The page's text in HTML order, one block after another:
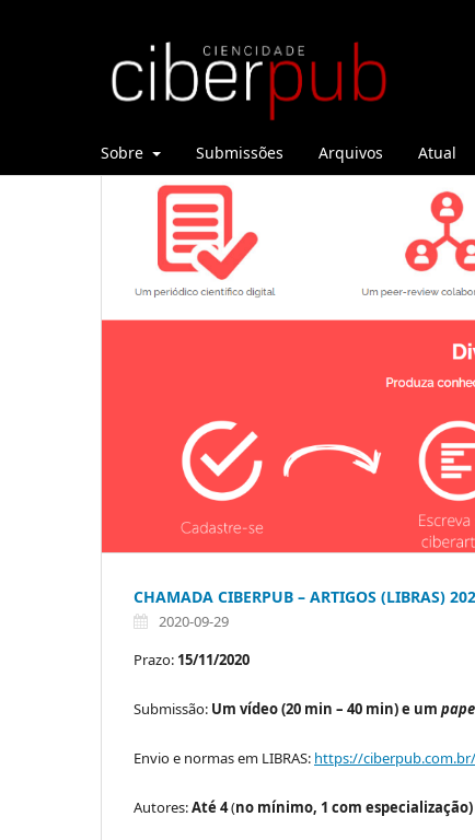
Sobre Submissões Arquivos Atual
CHAMADA CIBERPUB – ARTIGOS (LIBRAS)
2020-09-29
Prazo: 15/11/2020
Submissão: Um vídeo (20 min – 40 min) e um
Envio e normas em LIBRAS: https://
Autores:Até 4(no mínimo, 1 com especialização)